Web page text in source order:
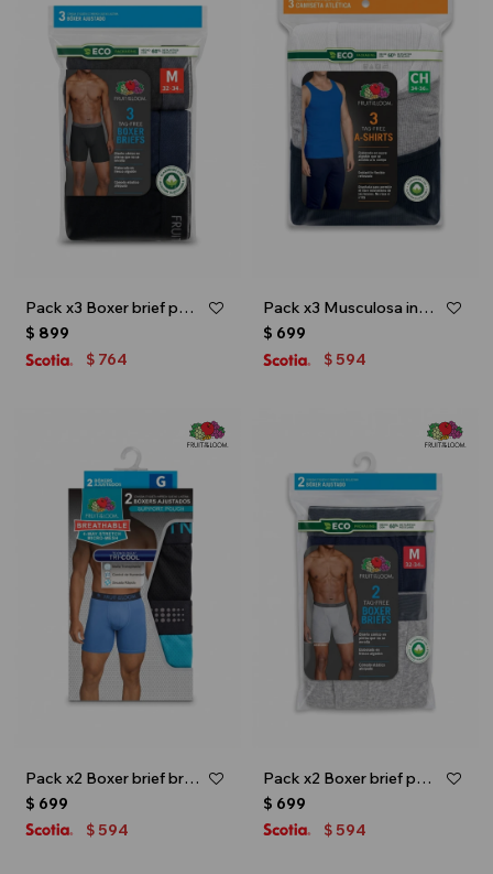
Pack x3 Boxer brief para caballero - Negro
$ 899
$ 764
Pack x3 Musculosa interior para caballero - Multicolor
$ 699
$ 594
Pack x2 Boxer brief breathable 2.0 - caballero - Multicolor
$ 699
$ 594
Pack x2 Boxer brief para caballero - Azul marino
$ 699
$ 594